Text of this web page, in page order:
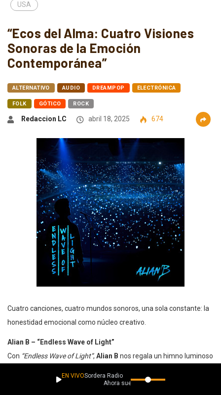
USA
“Ecos del Alma: Cuatro Visiones
Sonoras de la Emoción
Contemporánea”
ALTERNATIVO AUDIO DREAMPOP ELECTRÓNICA
FOLK GÓTICO ROCK
Redaccion LC abril 18, 2025 674
Cuatro canciones, cuatro mundos sonoros, una sola constante: la
honestidad emocional como núcleo creativo.
Alian B – “Endless Wave of Light”
Con “Endless Wave of Light”, Alian B nos regala un himno luminoso
culturas. Esta canción es una ola de energía vibrante que invita a la
EN VIVOSordera Radio
Ahora suena